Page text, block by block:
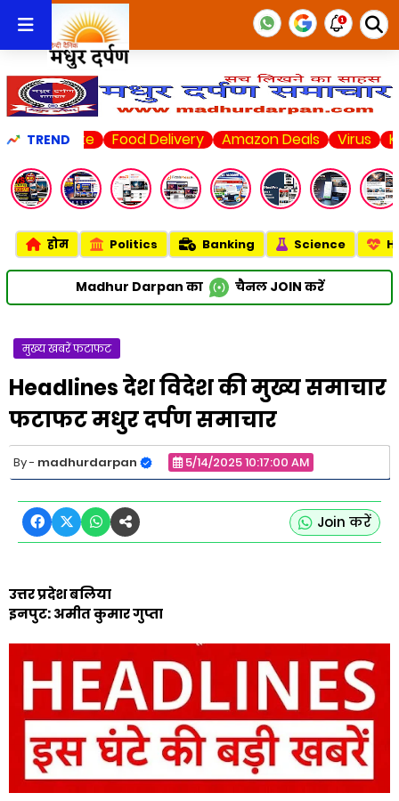
TRENDFood Delivery Amazon Deals Virus
होम Politics Banking Science
Madhur Darpan का चैनल JOIN करें
मुख्य खबरें फटाफट
Headlines देश विदेश की मुख्य समाचार
फटाफट मधुर दर्पण समाचार
madhurdarpan 5/14/2025 10:17:00 AM
Join करें
उत्तर प्रदेश बलिया
इनपुट: अमीत कुमार गुप्ता